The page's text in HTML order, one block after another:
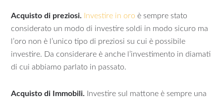
Acquisto di preziosi. Investire in oro è sempre stato
considerato un modo di investire soldi in modo sicuro ma
l’oro non è l’unico tipo di preziosi su cui è possibile
investire. Da considerare è anche l’investimento in diamati
di cui abbiamo parlato in passato.
Acquisto di Immobili. Investire sul mattone è sempre una